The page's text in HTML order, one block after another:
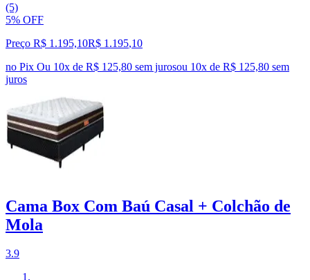
(5)
5% OFF
Preço R$ 1.195,10R$ 1.195,10
no Pix Ou 10x de R$ 125,80 sem jurosou 10x de R$ 125,80 sem
juros
Cama Box Com Baú Casal + Colchão de
Mola
3.9